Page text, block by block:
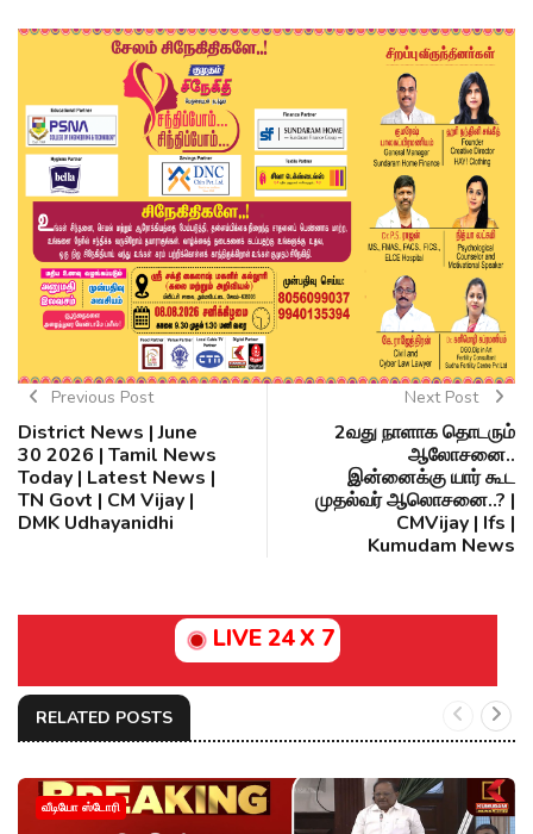
Previous Post
District News | June
30 2026 | Tamil News
Today | Latest News |
TN Govt | CM Vijay |
DMK Udhayanidhi
Next Post
2வது நாளாக தொடரும்
ஆலோசனை..
இன்னைக்கு யார் கூட
முதல்வர் ஆலொசனை..? |
CMVijay | Ifs |
Kumudam News
LIVE 24 X 7
RELATED POSTS
வீடியோ ஸ்டோரி